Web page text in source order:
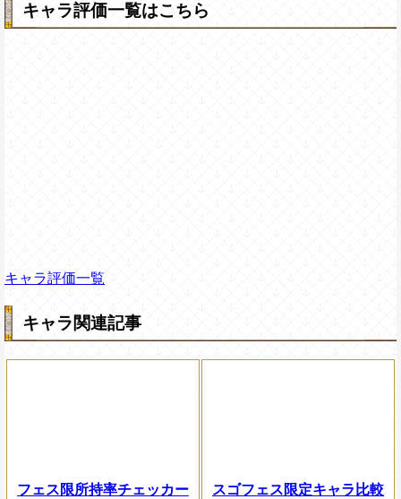
キャラ評価一覧はこちら
キャラ評価一覧
キャラ関連記事
フェス限所持率チェッカー スゴフェス限定キャラ比較